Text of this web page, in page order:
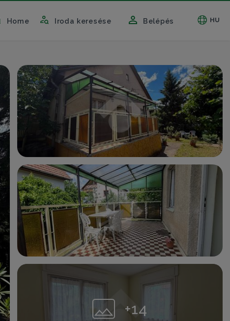
Home Iroda keresése Belépés HU
+14